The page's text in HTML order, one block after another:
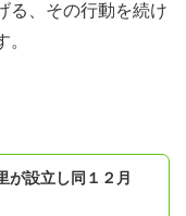
る、その行動を続け
が設立し同１２月